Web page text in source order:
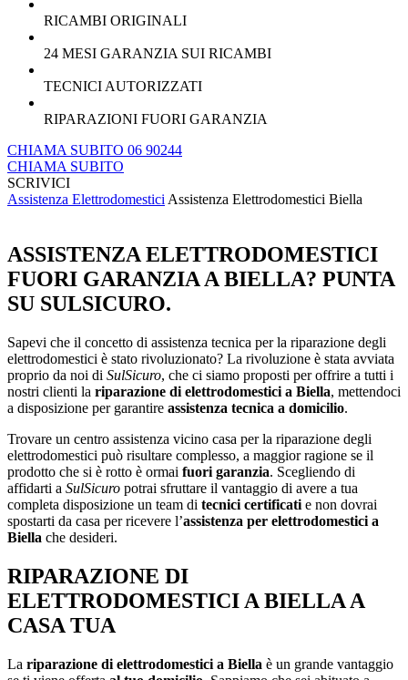
RICAMBI ORIGINALI
24 MESI GARANZIA SUI RICAMBI
TECNICI AUTORIZZATI
RIPARAZIONI FUORI GARANZIA
CHIAMA SUBITO 06 90244
CHIAMA SUBITO
SCRIVICI
Assistenza ElettrodomesticiAssistenza Elettrodomestici Biella
ASSISTENZA ELETTRODOMESTICI
FUORI GARANZIA A BIELLA? PUNTA
SU SULSICURO.
Sapevi che il concetto di assistenza tecnica per la riparazione degli
elettrodomestici è stato rivoluzionato? La rivoluzione è stata avviata
proprio da noi di SulSicuro, che ci siamo proposti per offrire a tutti i
nostri clienti la riparazione di elettrodomestici a Biella, mettendoci
a disposizione per garantire assistenza tecnica a domicilio.
Trovare un centro assistenza vicino casa per la riparazione degli
elettrodomestici può risultare complesso, a maggior ragione se il
prodotto che si è rotto è ormai fuori garanzia. Scegliendo di
affidarti a SulSicuro potrai sfruttare il vantaggio di avere a tua
completa disposizione un team di tecnici certificati e non dovrai
spostarti da casa per ricevere l’assistenza per elettrodomestici a
Biella che desideri.
RIPARAZIONE DI
ELETTRODOMESTICI A BIELLA A
CASA TUA
La riparazione di elettrodomestici a Biella è un grande vantaggio